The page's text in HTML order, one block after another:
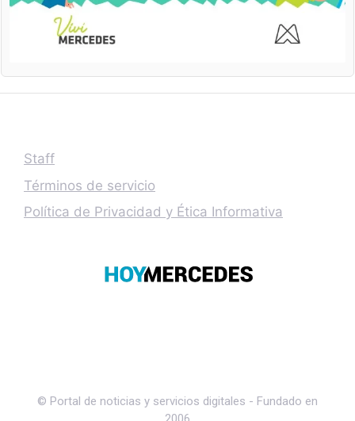
Staff
Términos de servicio
Política de Privacidad y Ética Informativa
© Portal de noticias y servicios digitales - Fundado en